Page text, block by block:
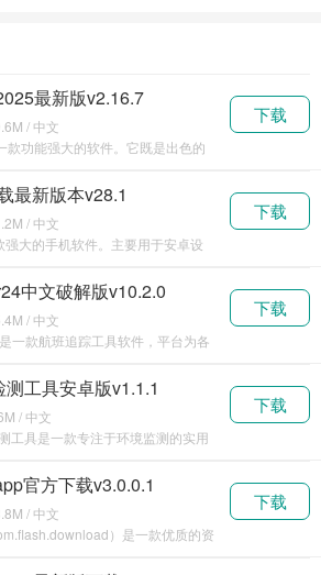
最新版v2.16.7
/ 中文
款功能强大的软件。它既是出色的
下载
最新版本v28.1
/ 中文
强大的手机软件。主要用于安卓设
下载
中文破解版v10.2.0
/ 中文
一款航班追踪工具软件，平台为各
下载
测工具安卓版v1.1.1
/ 中文
工具是一款专注于环境监测的实用
下载
官方下载v3.0.0.1
/ 中文
）是一款优质的资
下载